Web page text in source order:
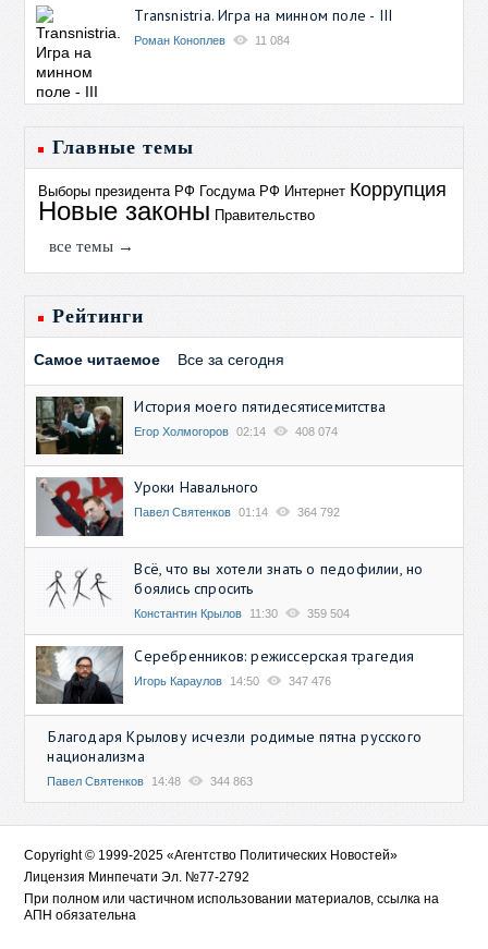
Transnistria. Игра на минном поле - III
Роман Коноплев 11 084
Главные темы
Выборы президента РФ Госдума РФ Интернет Коррупция
Новые законы Правительство
все темы →
Рейтинги
Самое читаемое Все за сегодня
История моего пятидесятисемитства
Егор Холмогоров 02:14 408 074
Уроки Навального
Павел Святенков 01:14 364 792
Всё, что вы хотели знать о педофилии, но
боялись спросить
Константин Крылов 11:30 359 504
Серебренников: режиссерская трагедия
Игорь Караулов 14:50 347 476
Благодаря Крылову исчезли родимые пятна русского
национализма
Павел Святенков 14:48 344 863
Copyright © 1999-2025 «Агентство Политических Новостей»
Лицензия Минпечати Эл. №77-2792
При полном или частичном использовании материалов, ссылка на
АПН обязательна